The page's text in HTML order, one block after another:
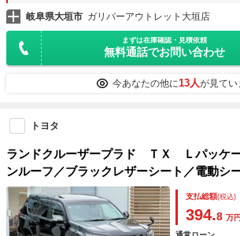
岐阜県大垣市 ガリバーアウトレット大垣店
まずは在庫確認・見積依頼
無料通話でお問い合わせ
今あなたの他に13人が見てい
トヨタ
ランドクルーザープラド ＴＸ Ｌパッケ
ンルーフ／ブラックレザーシート／電動シ
ナビ／ＴＶ／スマートキー／スペアキー／
レーダークルーズコントロール／
支払総額(税込)
394.8 万円